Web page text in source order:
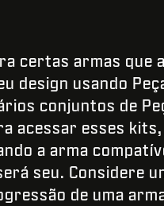
certas armas que
design usando
conjuntos de
acessar esses
a arma
seu. Considere
de uma